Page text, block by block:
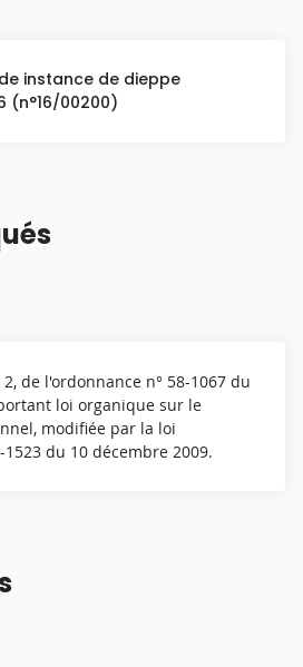
instance de dieppe
(n°16/00200)
de l'ordonnance n° 58-1067 du
loi organique sur le
modifiée par la loi
du 10 décembre 2009.